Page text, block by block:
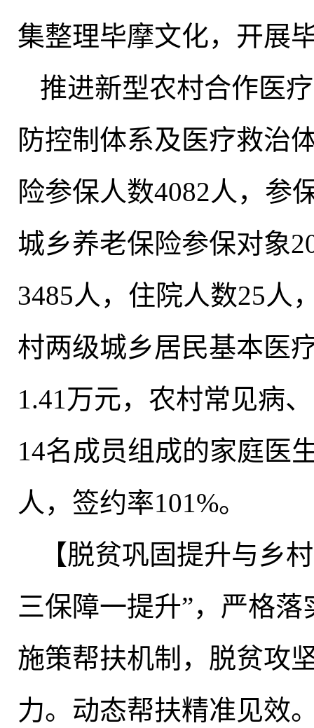
集整理毕摩文化， 开展
推进新型农村合作医
防控制体系及医疗救治
险参保人数4082人 ， 参
城乡养老保险参保对象
3485人 ， 住院人数25人
村两级城乡居民基本医
1.41万元， 农村常见病
14名成员组成的家庭医
人，签约率101%。
【脱贫巩固提升与乡
三保障一提升”， 严格落
施策帮扶机制 ， 脱贫攻
力。 动态帮扶精准见效